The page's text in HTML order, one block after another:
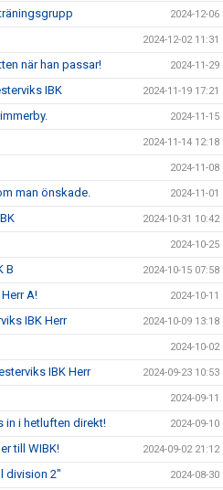
2024-12-06
2024-12-02 11:31
när han passar! 2024-11-29
IBK 2024-11-19 17:21
2024-11-15
2024-11-14 12:18
2024-11-08
man önskade. 2024-11-01
2024-10-31 10:42
2024-10-25
B 2024-10-15 07:58
A! 2024-10-11
IBK Herr 2024-10-09 13:18
2024-10-02
IBK Herr 2024-09-23 10:53
2024-09-11
in i hetluften direkt! 2024-09-10
till WIBK! 2024-09-02 21:12
division 2" 2024-08-30